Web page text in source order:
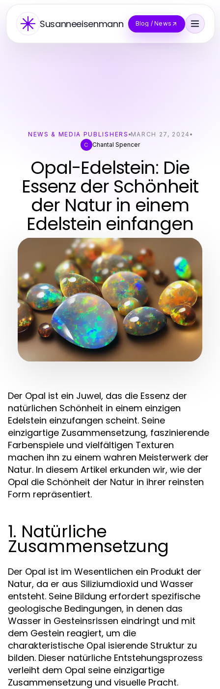
Susanneeisenmann Blog / News
NEWS & MEDIA PUBLISHERS MARCH 27, 2024
C Chantal Spencer
Opal-Edelstein: Die
Essenz der Schönheit
der Natur in einem
Edelstein einfangen
Der Opal ist ein Juwel, das die Essenz der
natürlichen Schönheit in einem einzigen
Edelstein einzufangen scheint. Seine
einzigartige Zusammensetzung, faszinierende
Farbenspiele und vielfältigen Texturen
machen ihn zu einem wahren Meisterwerk der
Natur. In diesem Artikel erkunden wir, wie der
Opal die Schönheit der Natur in ihrer reinsten
Form repräsentiert.
1. Natürliche
Zusammensetzung
Der Opal ist im Wesentlichen ein Produkt der
Natur, da er aus Siliziumdioxid und Wasser
entsteht. Seine Bildung erfordert spezifische
geologische Bedingungen, in denen das
Wasser in Gesteinsrissen eindringt und mit
dem Gestein reagiert, um die
charakteristische Opal isierende Struktur zu
bilden. Dieser natürliche Entstehungsprozess
verleiht dem Opal seine einzigartige
Zusammensetzung und visuelle Pracht.